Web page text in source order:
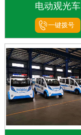
电动观光车
一键拨号